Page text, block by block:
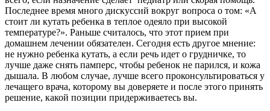
Последнее время много дискуссий вокруг вопроса о том: «А
стоит ли кутать ребенка в теплое одеяло при высокой
температуре?». Раньше считалось, что этот прием при
домашнем лечении обязателен. Сегодня есть другое мнение:
не нужно ребенка кутать, а если речь идет о грудничке, то
лучше даже снять памперс, чтобы ребенок не парился, и кожа
дышала. В любом случае, лучше всего проконсультироваться у
лечащего врача, которому вы доверяете и после этого принять
решение, какой позиции придерживаетесь вы.